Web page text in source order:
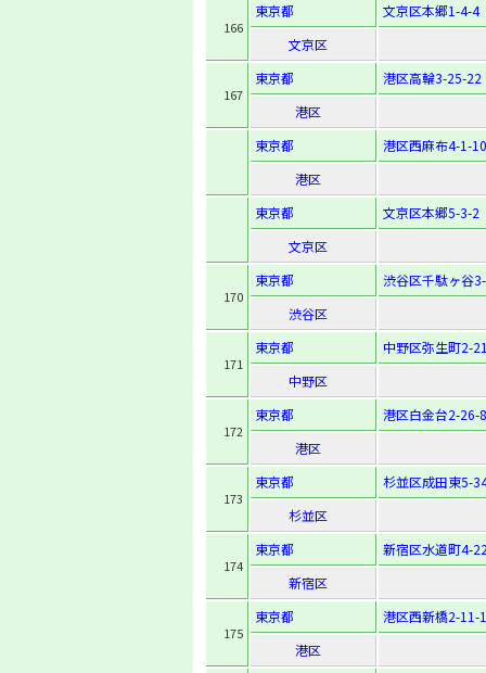
166
東京都
文京区本郷1-4-4
文京区
167
東京都
港区高輪3-25-22
港区
東京都
港区西麻布4-1-10
港区
東京都
文京区本郷5-3-2
文京区
170
東京都
渋谷区千駄ヶ谷
渋谷区
171
東京都
中野区弥生町2-
中野区
172
東京都
港区白金台2-26-8
港区
173
東京都
杉並区成田東5-
杉並区
174
東京都
新宿区水道町4-
新宿区
175
東京都
港区西新橋2-11-
港区